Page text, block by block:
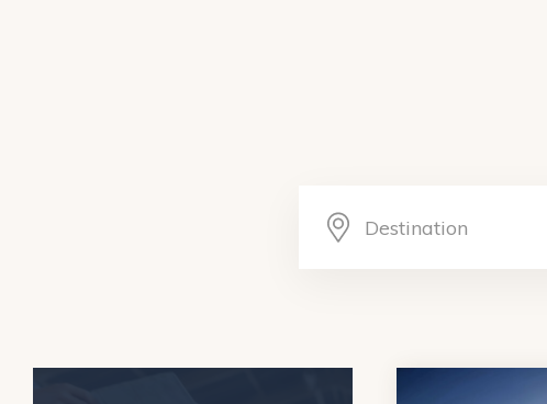
Destination